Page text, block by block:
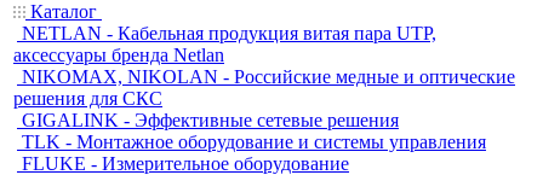
Каталог
NETLAN - Кабельная продукция витая пара UTP,
аксессуары бренда Netlan
NIKOMAX, NIKOLAN - Российские медные и оптические
решения для СКС
GIGALINK - Эффективные сетевые решения
TLK - Монтажное оборудование и системы управления
FLUKE - Измерительное оборудование